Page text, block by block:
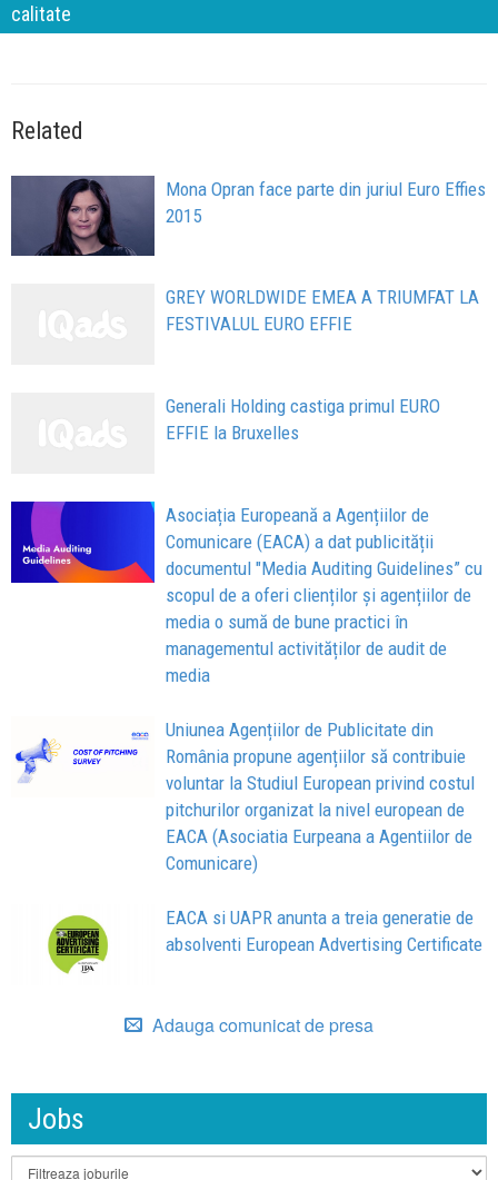
calitate
Related
Mona Opran face parte din juriul Euro Effies
2015
GREY WORLDWIDE EMEA A TRIUMFAT LA
FESTIVALUL EURO EFFIE
Generali Holding castiga primul EURO
EFFIE la Bruxelles
Asociația Europeană a Agențiilor de
Comunicare (EACA) a dat publicității
documentul "Media Auditing Guidelines” cu
scopul de a oferi clienților și agențiilor de
media o sumă de bune practici în
managementul activităților de audit de
media
Uniunea Agențiilor de Publicitate din
România propune agențiilor să contribuie
voluntar la Studiul European privind costul
pitchurilor organizat la nivel european de
EACA (Asociatia Eurpeana a Agentiilor de
Comunicare)
EACA si UAPR anunta a treia generatie de
absolventi European Advertising Certificate
Adauga comunicat de presa
Jobs